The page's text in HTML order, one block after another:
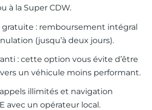
à la Super CDW.
: remboursement intégral
(jusqu’à deux jours).
: cette option vous évite d’être
un véhicule moins performant.
appels illimités et navigation
avec un opérateur local.